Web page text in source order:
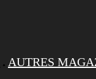
. AUTRES